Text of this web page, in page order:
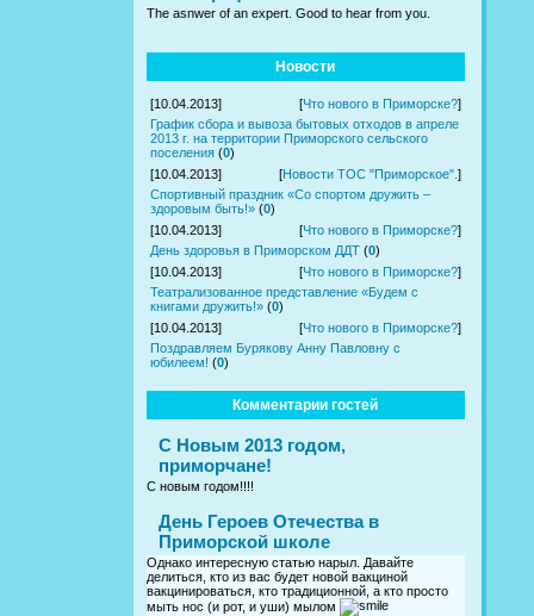
The asnwer of an expert. Good to hear from you.
Новости
[10.04.2013] [Что нового в Приморске?]
График сбора и вывоза бытовых отходов в апреле
2013 г. на территории Приморского сельского
поселения (0)
[10.04.2013]
[Новости ТОС "Приморское". ]
Спортивный праздник «Со спортом дружить –
здоровым быть!» (0)
[10.04.2013]
[Что нового в Приморске?]
День здоровья в Приморском ДДТ (0)
[10.04.2013]
[Что нового в Приморске?]
Театрализованное представление «Будем с
книгами дружить!» (0)
[10.04.2013]
[Что нового в Приморске?]
Поздравляем Бурякову Анну Павловну с
юбилеем! (0)
Комментарии гостей
С Новым 2013 годом,
приморчане!
С новым годом!!!!
День Героев Отечества в
Приморской школе
Однако интересную статью нарыл. Давайте
делиться, кто из вас будет новой вакциной
вакцинироваться, кто традиционной, а кто просто
мыть нос (и рот, и уши) мылом